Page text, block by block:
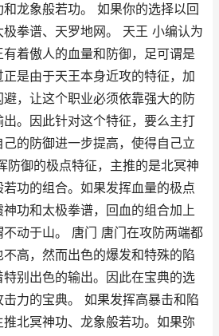
龙象般若功。 如果你的选择以回
拳谱、天罗地网。 天王 小编认为
着傲人的血量和防御，足可谓是
是由于天王本身近攻的特征，加
，让这个职业必须依靠强大的防
。因此针对这个特征，要么主打
的防御进一步提高，使得自己立
防御的极点特征，主推的是北冥神
功的组合。如果发挥血量的极点
功和太极拳谱，回血的组合加上
动于山。 唐门 唐门在攻防两端都
高，然而出色的爆发和特殊的陷
别出色的输出。因此在宝典的选
力的宝典。 如果发挥高暴击和陷
北冥神功、龙象般若功。如果弥